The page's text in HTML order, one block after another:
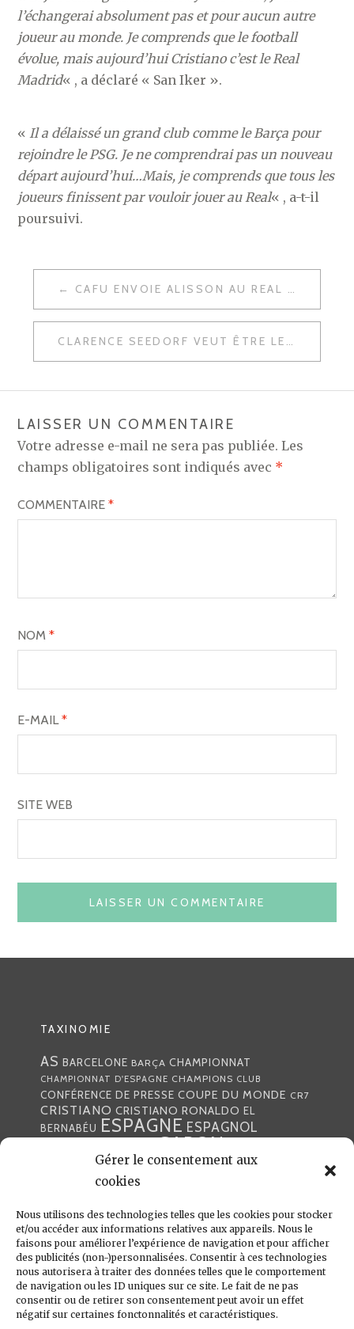
Gérer le consentement aux
cookies
Nous utilisons des technologies telles que les cookies pour stocker
et/ou accéder aux informations relatives aux appareils. Nous le
faisons pour améliorer l’expérience de navigation et pour afficher
des publicités (non-)personnalisées. Consentir à ces technologies
nous autorisera à traiter des données telles que le comportement
de navigation ou les ID uniques sur ce site. Le fait de ne pas
consentir ou de retirer son consentement peut avoir un effet
négatif sur certaines fonctonnalités et caractéristiques.
l’échangerai absolument pas et pour aucun autre
joueur au monde. Je comprends que le football
évolue, mais aujourd’hui Cristiano c’est le Real
Madrid« , a déclaré « San Iker ».
«Il a délaissé un grand club comme le Barça pour
rejoindre le PSG. Je ne comprendrai pas un nouveau
départ aujourd’hui…Mais, je comprends que tous les
joueurs finissent par vouloir jouer au Real« , a-t-il
poursuivi.
NAVIGATION
DE
L’ARTICLE
CAFU ENVOIE ALISSON AU REAL MADRID
CLARENCE SEEDORF VEUT ÊTRE LE FUTUR ENTRAÎNEUR DU REAL MADRID
LAISSER UN COMMENTAIRE
Votre adresse e-mail ne sera pas publiée. Les
champs obligatoires sont indiqués avec *
COMMENTAIRE*
NOM*
E-MAIL*
SITE WEB
TAXINOMIE
AS BARCELONE BARÇA CHAMPIONNAT
CHAMPIONNAT D'ESPAGNE CHAMPIONS CLUB
CONFÉRENCE DE PRESSE COUPE DU MONDE CR7
CRISTIANO CRISTIANO RONALDO EL
BERNABÉU ESPAGNE ESPAGNOL
GABON
JULEN LOPETEGUI KARIM BENZÉMA
LIGUE DES CHAMPIONS
MADRILÈNES MARCA MARCELO MERCATO
MERENGUE MERENGUES PORTUGAL PRESSE
PRESSE MADRILÈNEREALREAL
MADRID RONALDO SANTIAGO SOLARI
UEFA ZIDANE ZINÉDINE ZINÉDINE ZIDANE
LIENS UTILES